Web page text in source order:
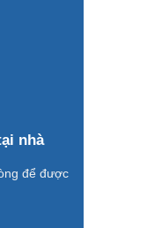
nhà
để được